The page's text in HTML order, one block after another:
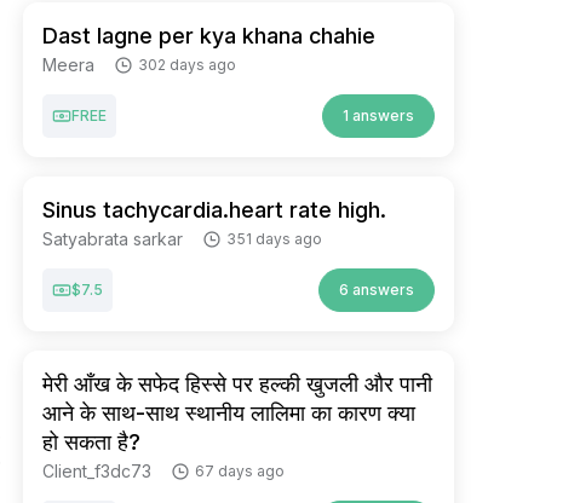
Dast lagne per kya khana chahie
Meera 302 days ago
FREE 1 answers
Sinus tachycardia.heart rate high.
Satyabrata sarkar 351 days ago
$7.5 6 answers
मेरी आँख के सफेद हिस्से पर हल्की खुजली और पानी
आने के साथ-साथ स्थानीय लालिमा का कारण क्या
हो सकता है?
Client_f3dc73 67 days ago